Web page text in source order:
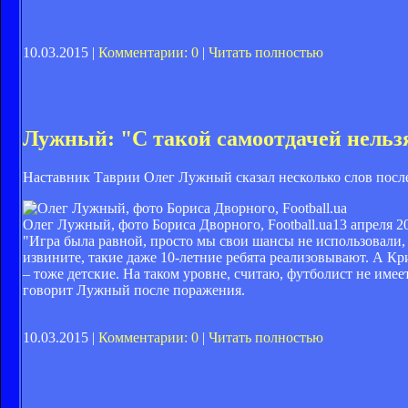
10.03.2015 | Комментарии: 0 | Читать полностью
Лужный: "С такой самоотдачей
Наставник Таврии Олег Лужный сказал несколько слов
Олег Лужный, фото Бориса Дворного, Football.ua13 апреля
"Игра была равной, просто мы свои шансы не
извините, такие даже 10-летние ребята реализовывают. А
– тоже детские. На таком уровне, считаю, футболист не
говорит Лужный после поражения.
10.03.2015 | Комментарии: 0 | Читать полностью